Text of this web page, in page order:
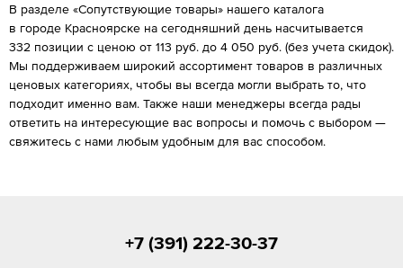
В разделе «Сопутствующие товары» нашего каталога
в городе Красноярске на сегодняшний день насчитывается
332 позиции с ценою от 113 руб. до 4 050 руб. (без учета скидок).
Мы поддерживаем широкий ассортимент товаров в различных
ценовых категориях, чтобы вы всегда могли выбрать то, что
подходит именно вам. Также наши менеджеры всегда рады
ответить на интересующие вас вопросы и помочь с выбором —
свяжитесь с нами любым удобным для вас способом.
+7 (391) 222-30-37